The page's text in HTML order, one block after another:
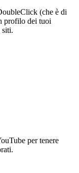
(che è di
profilo dei tuoi
siti.
per tenere